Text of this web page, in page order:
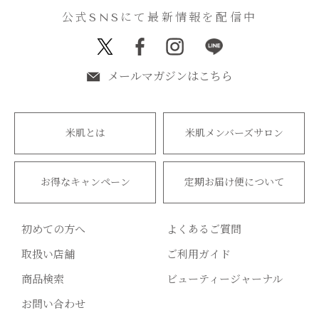
公式SNSにて最新情報を配信中
メールマガジンはこちら
米肌とは 米肌メンバーズサロン
お得なキャンペーン 定期お届け便について
初めての方へ
よくあるご質問
取扱い店舗
ご利用ガイド
商品検索
ビューティージャーナル
お問い合わせ